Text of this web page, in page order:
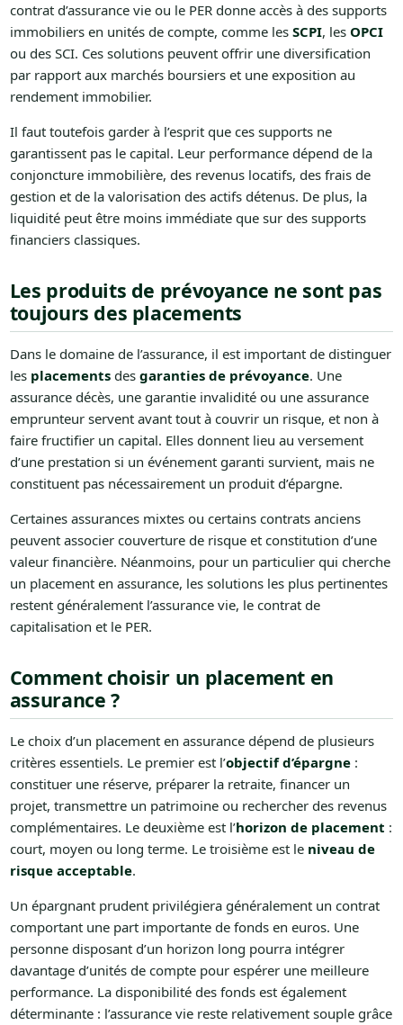
contrat d’assurance vie ou le PER donne accès à des supports
immobiliers en unités de compte, comme les SCPI, les OPCI
ou des SCI. Ces solutions peuvent offrir une diversification
par rapport aux marchés boursiers et une exposition au
rendement immobilier.
Il faut toutefois garder à l’esprit que ces supports ne
garantissent pas le capital. Leur performance dépend de la
conjoncture immobilière, des revenus locatifs, des frais de
gestion et de la valorisation des actifs détenus. De plus, la
liquidité peut être moins immédiate que sur des supports
financiers classiques.
Les produits de prévoyance ne sont pas
toujours des placements
Dans le domaine de l’assurance, il est important de distinguer
les placementsdes garanties de prévoyance. Une
assurance décès, une garantie invalidité ou une assurance
emprunteur servent avant tout à couvrir un risque, et non à
faire fructifier un capital. Elles donnent lieu au versement
d’une prestation si un événement garanti survient, mais ne
constituent pas nécessairement un produit d’épargne.
Certaines assurances mixtes ou certains contrats anciens
peuvent associer couverture de risque et constitution d’une
valeur financière. Néanmoins, pour un particulier qui cherche
un placement en assurance, les solutions les plus pertinentes
restent généralement l’assurance vie, le contrat de
capitalisation et le PER.
Comment choisir un placement en
assurance ?
Le choix d’un placement en assurance dépend de plusieurs
critères essentiels. Le premier est l’objectif d’épargne:
constituer une réserve, préparer la retraite, financer un
projet, transmettre un patrimoine ou rechercher des revenus
complémentaires. Le deuxième est l’horizon de placement :
court, moyen ou long terme. Le troisième est le niveau de
risque acceptable.
Un épargnant prudent privilégiera généralement un contrat
comportant une part importante de fonds en euros. Une
personne disposant d’un horizon long pourra intégrer
davantage d’unités de compte pour espérer une meilleure
performance. La disponibilité des fonds est également
déterminante : l’assurance vie reste relativement souple grâce